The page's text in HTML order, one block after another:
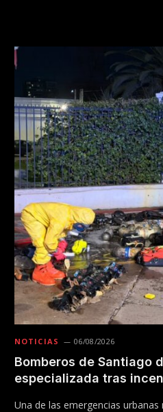
NOTICIAS 06/08/2026
Bomberos de Santiago
especializada tras
Una de las emergencias